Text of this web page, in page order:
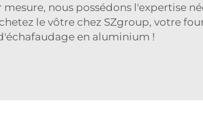
nous possédons l'expertise
le vôtre chez SZgroup, votre
en aluminium !